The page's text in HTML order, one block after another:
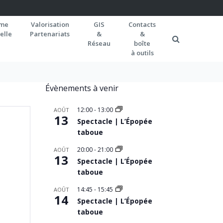
Valorisation
Partenariats
GIS
&
Réseau
Contacts
&
boîte
à outils
Évènements à venir
AOÛT
13
12:00- 13:00
Spectacle | L’Épopée
taboue
AOÛT
13
20:00-21:00
Spectacle | L’Épopée
taboue
AOÛT
14
14:45 - 15:45
Spectacle | L’Épopée
taboue